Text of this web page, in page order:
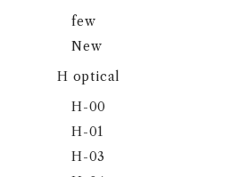
few
New
H optical
H-00
H-01
H-03